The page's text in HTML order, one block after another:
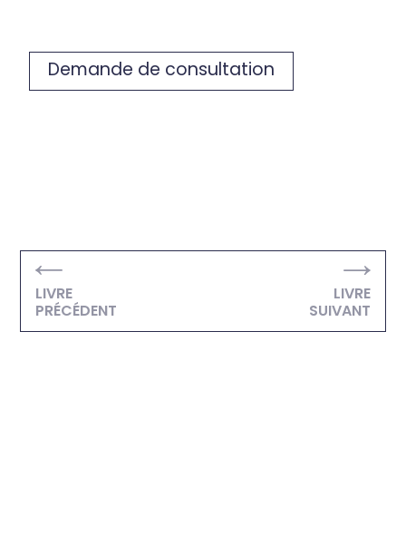
Demande de consultation
LIVRE
PRÉCÉDENT
LIVRE
SUIVANT